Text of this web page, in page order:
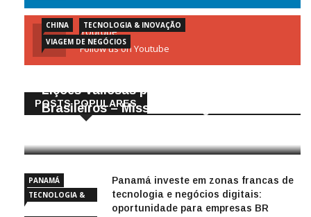
Youtube
Follow us on Youtube
POSTS POPULARES
CHINA
TECNOLOGIA & INOVAÇÃO
VIAGEM DE NEGÓCIOS
Lições Valiosas para Empresários
Brasileiros – Missão de Negócios China
PANAMÁ
TECNOLOGIA &
Panamá investe em zonas francas de
tecnologia e negócios digitais:
oportunidade para empresas BR